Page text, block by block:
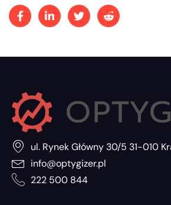
ul. Rynek Główny 30/5 31-010
info@optygizer.pl
222 500 844